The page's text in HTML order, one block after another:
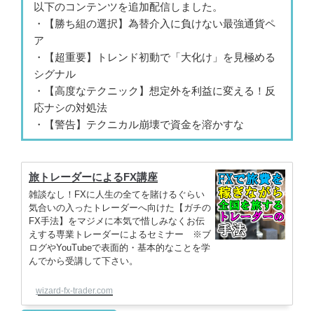
以下のコンテンツを追加配信しました。
・【勝ち組の選択】為替介入に負けない最強通貨ペ
ア
・【超重要】トレンド初動で「大化け」を見極める
シグナル
・【高度なテクニック】想定外を利益に変える！反
応ナシの対処法
・【警告】テクニカル崩壊で資金を溶かすな
旅トレーダーによるFX講座
雑談なし！FXに人生の全てを賭けるぐらい
気合いの入ったトレーダーへ向けた【ガチの
FX手法】をマジメに本気で惜しみなくお伝
えする専業トレーダーによるセミナー ※ブ
ログやYouTubeで表面的・基本的なことを学
んでから受講して下さい。
wizard-fx-trader.com